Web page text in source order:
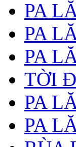
PA
PA
PA
TỜI
PA
PA